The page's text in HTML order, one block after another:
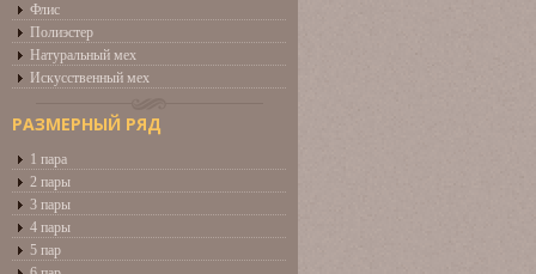
Флис
Полиэстер
Натуральный мех
Искусственный мех
РАЗМЕРНЫЙ РЯД
1 пара
2 пары
3 пары
4 пары
5 пар